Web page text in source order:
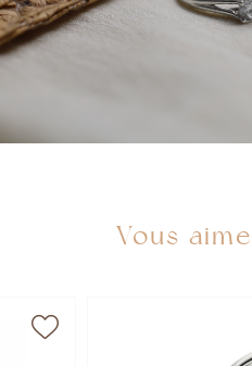
Vous